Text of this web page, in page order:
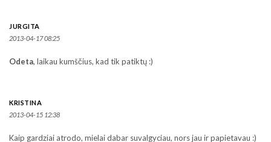
JURGITA
2013-04-17 08:25
Odeta, laikau kumščius, kad tik patiktų :)
KRISTINA
2013-04-15 12:38
Kaip gardziai atrodo, mielai dabar suvalgyciau, nors jau ir papietavau :)